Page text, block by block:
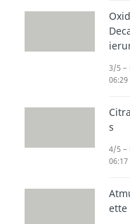
Die
3/5 –
06:29
s
4/5 –
06:17
ette